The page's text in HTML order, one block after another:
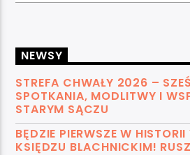
NEWSY
STREFA CHWAŁY 2026 –
SPOTKANIA, MODLITWY I
STARYM SĄCZU
BĘDZIE PIERWSZE W
KSIĘDZU BLACHNICKIM!